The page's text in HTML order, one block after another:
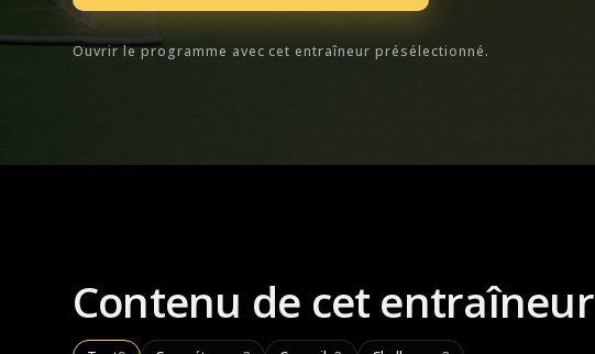
Ouvrir le programme avec cet entraîneur présélectionné.
Contenu de cet entraîneur